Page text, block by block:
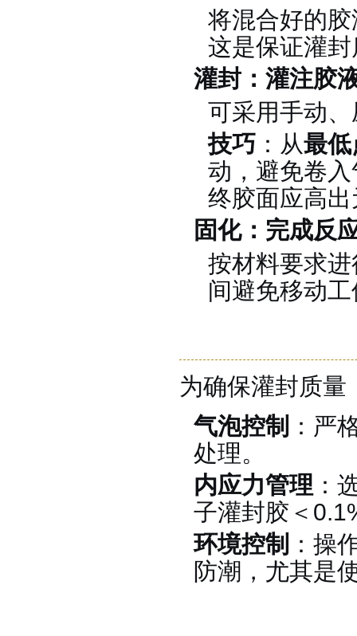
将混合好的
这是保证灌
灌封：灌注胶
可采用手动
技巧 ：从最低
动，避免卷
终胶面应高
固化：完成反
按材料要求
间避免移动工
为确保灌封质量
气泡控制 ：严
处理。
内应力管理 ：
子灌封胶＜
环境控制 ：操
防潮，尤其是